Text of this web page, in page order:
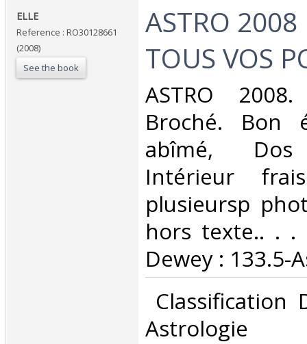
‎ELLE‎
Reference : RO30128661
(2008)
See the book
‎ASTRO
TOUS VOS
‎ASTRO
Broché. Bon
abîmé, Dos
Intérieur
plusieursp
hors texte.. . .
Dewey : 133.5-
Classification
Astrologie‎